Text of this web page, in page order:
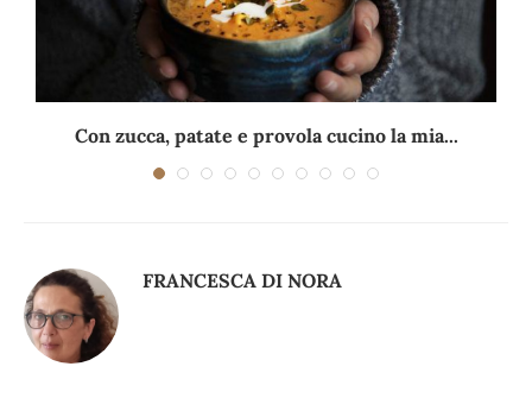
Con zucca, patate e provola cucino la mia...
FRANCESCA DI NORA